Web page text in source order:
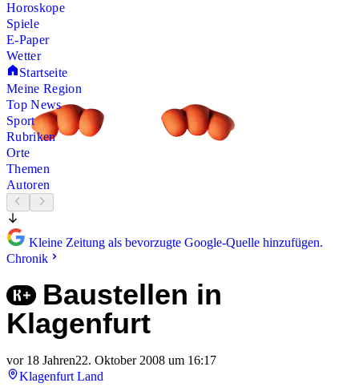
Horoskope
Spiele
E-Paper
Wetter
Startseite
Meine Region
Top News
Sport
Rubriken
Orte
Themen
Autoren
Kleine Zeitung als bevorzugte Google-Quelle hinzufügen.
Chronik
Baustellen in
Klagenfurt
vor 18 Jahren22. Oktober 2008 um 16:17
Klagenfurt Land